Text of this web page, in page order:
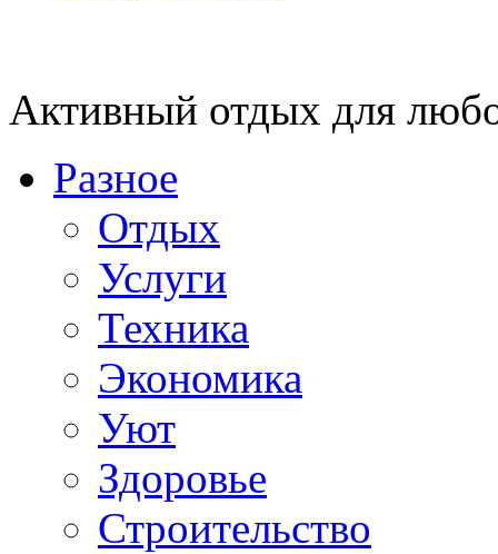
Активный отдых для
Разное
Отдых
Услуги
Техника
Экономика
Уют
Здоровье
Строительство